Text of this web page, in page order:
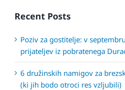
Recent Posts
Poziv za gostitelje: v
prijateljev iz pobratenega
6 družinskih namigov za
(ki jih bodo otroci res vzljubili)